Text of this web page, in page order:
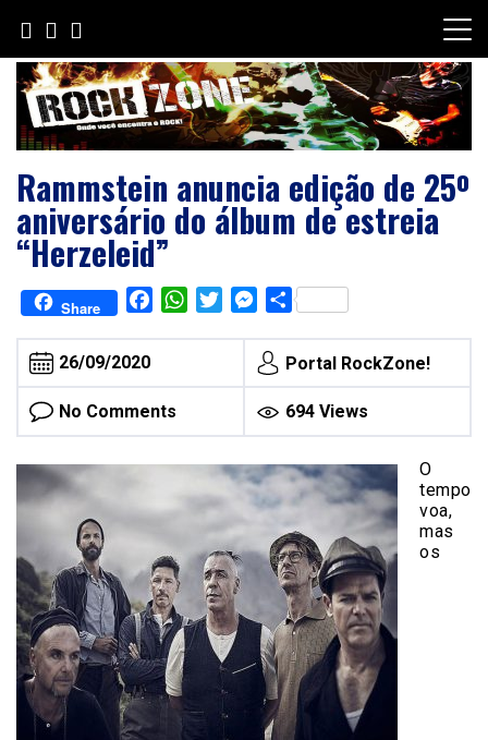
content
Rammstein anuncia edição de 25º
aniversário do álbum de estreia
“Herzeleid”
Share FacebookWhatsAppTwitterMessenger
Share
26/09/2020 Portal RockZone!
No Comments 694 Views
O
tempo
voa,
mas
os